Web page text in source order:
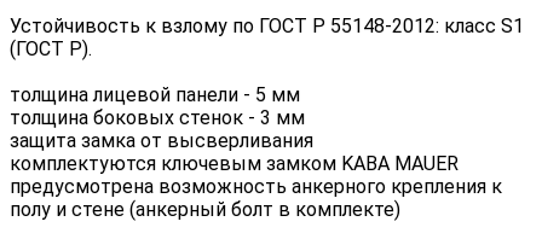
Устойчивость к взлому по ГОСТ Р 55148-2012: класс S1
(ГОСТ Р).
толщина лицевой панели - 5 мм
толщина боковых стенок - 3 мм
защита замка от высверливания
комплектуются ключевым замком KABA MAUER
предусмотрена возможность анкерного крепления к
полу и стене (анкерный болт в комплекте)